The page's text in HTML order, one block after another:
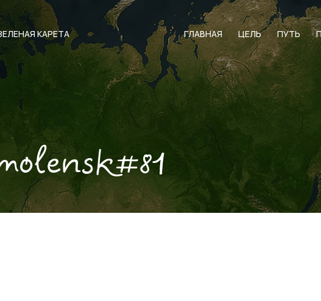
КАРЕТА ГЛАВНАЯ ЦЕЛЬ ПУТЬ